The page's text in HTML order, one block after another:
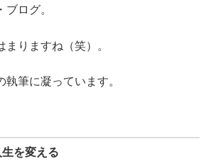
ログ。
りますね（笑）。
筆に凝っています。
を変える